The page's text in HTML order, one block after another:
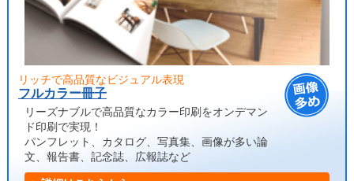
リッチで高品質なビジュアル表現
フルカラー冊子
リーズナブルで高品質なカラー印刷をオンデマン
ド印刷で実現！
パンフレット、カタログ、写真集、画像が多い論
文、報告書、記念誌、広報誌など